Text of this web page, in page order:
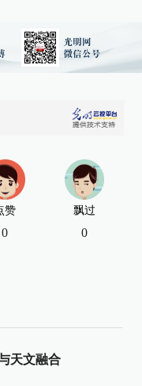
赞
0
飘过
0
天文融合